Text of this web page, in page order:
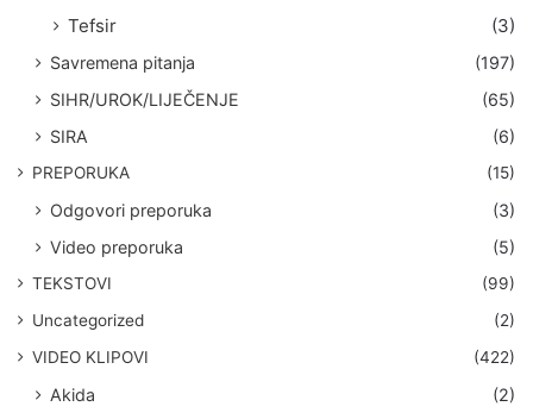
Tefsir
(3)
Savremena pitanja
(197)
SIHR/UROK/LIJEČENJE
(65)
SIRA
(6)
PREPORUKA (15)
Odgovori preporuka
(3)
Video preporuka
(5)
TEKSTOVI
(99)
Uncategorized
(2)
VIDEO KLIPOVI
(422)
Akida
(2)